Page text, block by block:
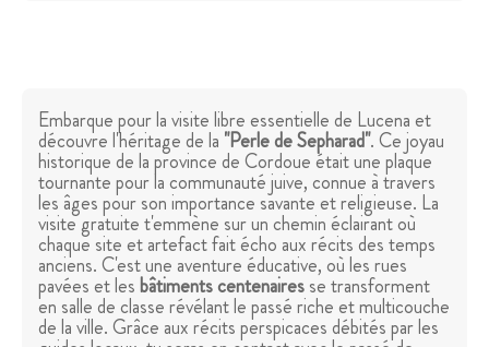
Embarque pour la visite libre essentielle de Lucena et
découvre l'héritage de la "Perle de Sepharad". Ce joyau
historique de la province de Cordoue était une plaque
tournante pour la communauté juive, connue à travers
les âges pour son importance savante et religieuse. La
visite gratuite t'emmène sur un chemin éclairant où
chaque site et artefact fait écho aux récits des temps
anciens. C'est une aventure éducative, où les rues
pavées et lesbâtiments centenairesse transforment
en salle de classe révélant le passé riche et multicouche
de la ville. Grâce aux récits perspicaces débités par les